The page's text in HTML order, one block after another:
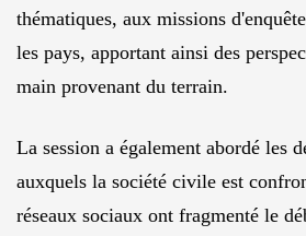
thématiques, aux missions
les pays, apportant ainsi des
main provenant du terrain.
La session a également abordé les
auxquels la société civile est
réseaux sociaux ont fragmenté le